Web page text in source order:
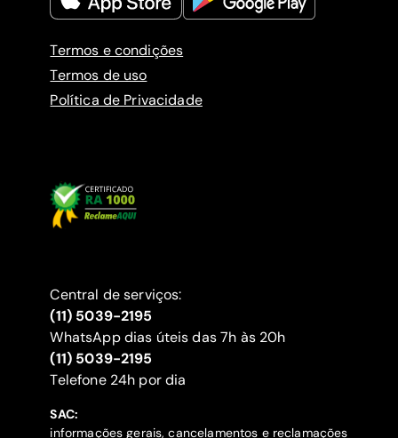
Termos e condições
Termos de uso
Política de Privacidade
Central de serviços:
(11) 5039-2195
WhatsApp dias úteis das 7h às 20h
(11) 5039-2195
‍Telefone 24h por dia
SAC:
informações gerais, cancelamentos e reclamações